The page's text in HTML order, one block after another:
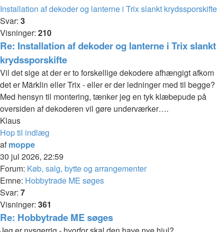
Installation af dekoder og lanterne i Trix slankt krydssporskifte
Svar: 3
Visninger: 210
Re: Installation af dekoder og lanterne i Trix slankt
krydssporskifte
Vil det sige at der er to forskellige dekodere afhængigt afkom
det er Märklin eller Trix - eller er der ledninger med til begge?
Med hensyn til montering, tænker jeg en tyk klæbepude på
oversiden af dekoderen vil gøre underværker….
Klaus
Hop til indlæg
afmoppe
30 jul 2026, 22:59
Forum: Køb, salg, bytte og arrangementer
Emne: Hobbytrade ME søges
Svar: 7
Visninger: 361
Re: Hobbytrade ME søges